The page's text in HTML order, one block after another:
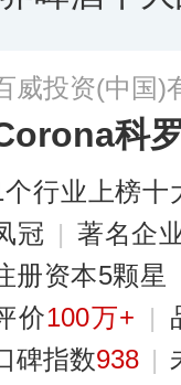
威投资(中国)
科
个行业上榜十
冠 | 著名企
册资本5颗星
价100万+ |
碑指数938 |